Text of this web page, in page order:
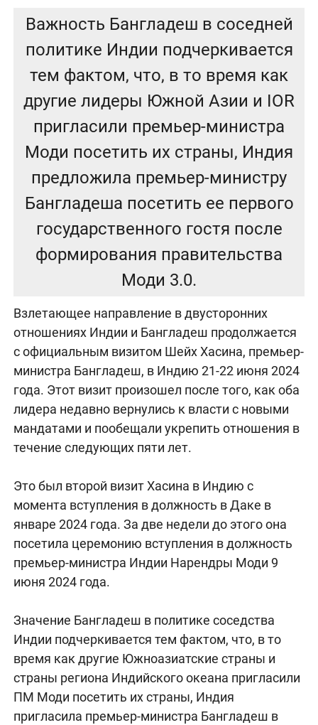
Важность Бангладеш в соседней
политике Индии подчеркивается
тем фактом, что, в то время как
другие лидеры Южной Азии и IOR
пригласили премьер-министра
Моди посетить их страны, Индия
предложила премьер-министру
Бангладеша посетить ее первого
государственного гостя после
формирования правительства
Моди 3.0.
Взлетающее направление в двусторонних
отношениях Индии и Бангладеш продолжается
с официальным визитом Шейх Хасина, премьер-
министра Бангладеш, в Индию 21-22 июня 2024
года. Этот визит произошел после того, как оба
лидера недавно вернулись к власти с новыми
мандатами и пообещали укрепить отношения в
течение следующих пяти лет.
Это был второй визит Хасина в Индию с
момента вступления в должность в Даке в
январе 2024 года. За две недели до этого она
посетила церемонию вступления в должность
премьер-министра Индии Нарендры Моди 9
июня 2024 года.
Значение Бангладеш в политике соседства
Индии подчеркивается тем фактом, что, в то
время как другие Южноазиатские страны и
страны региона Индийского океана пригласили
ПМ Моди посетить их страны, Индия
пригласила премьер-министра Бангладеш в